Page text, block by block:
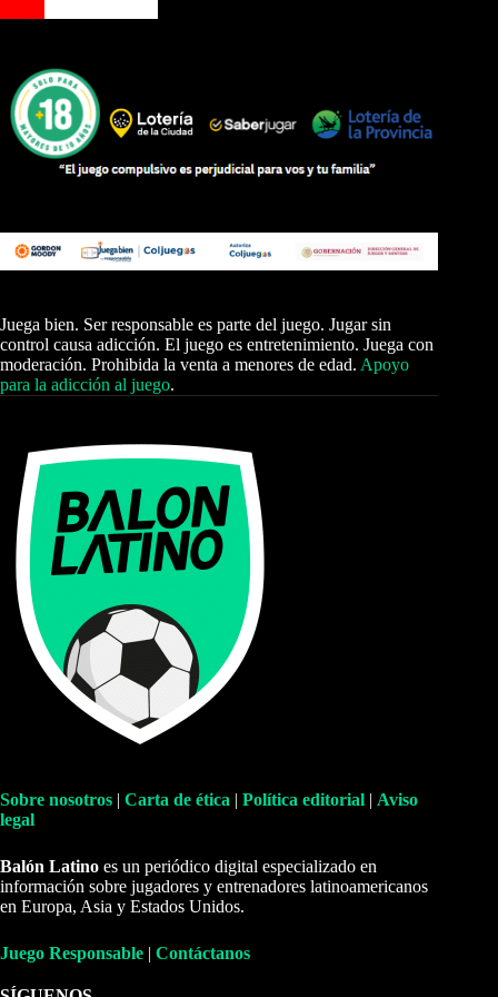
Juega bien. Ser responsable es parte del juego. Jugar sin
control causa adicción. El juego es entretenimiento. Juega con
moderación. Prohibida la venta a menores de edad. Apoyo
para la adicción al juego.
Sobre nosotros | Carta de ética | Política editorial | Aviso
legal
Balón Latino es un periódico digital especializado en
información sobre jugadores y entrenadores latinoamericanos
en Europa, Asia y Estados Unidos.
Juego Responsable | Contáctanos